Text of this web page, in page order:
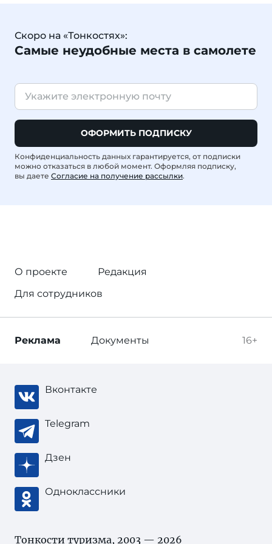
Скоро на «Тонкостях»:
Самые неудобные места в самолете
ОФОРМИТЬ ПОДПИСКУ
Конфиденциальность данных гарантируется, от подписки
можно отказаться в любой момент. Оформляя подписку,
вы даете Согласие на получение рассылки.
О проекте
Редакция
Для сотрудников
16+
Реклама Документы
Вконтакте
Telegram
Дзен
Одноклассники
Тонкости туризма, 2003 — 2026